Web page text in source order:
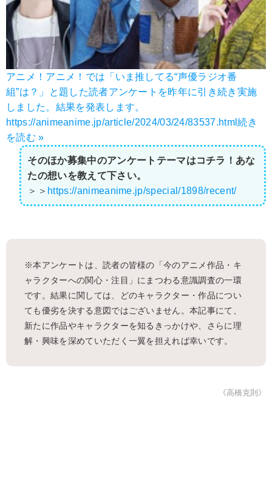
アニメ！アニメ！では「いま推してる“声優ラジオ番
組”は？」と題した読者アンケートを昨年に引き続き実施
しました。結果を発表します。
https://animeanime.jp/article/2024/03/24/83537.html続き
を読む »
そのほか募集中のアンケートテーマはコチラ！あな
たの想いを教えて下さい。
＞＞ https://animeanime.jp/special/1898/recent/
※本アンケートは、読者の皆様の「今のアニメ作品・キ
ャラクターへの関心・注目」にまつわる意識調査の一環
です。結果に関しては、どのキャラクター・作品につい
ても優劣を決する意図ではございません。本記事にて、
新たに作品やキャラクターを知るきっかけや、さらに理
解・興味を深めていただく一翼を担えれば幸いです。
《高橋克則》